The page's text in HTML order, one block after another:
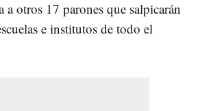
a otros 17 parones que salpicarán
e institutos de todo el